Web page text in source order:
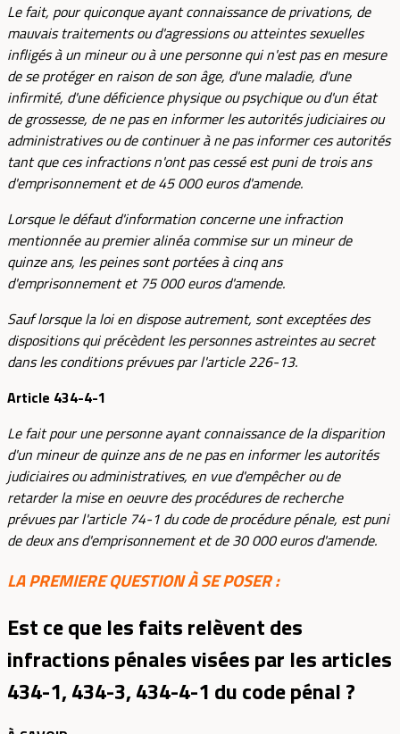
Le fait, pour quiconque ayant connaissance de privations, de
mauvais traitements ou d'agressions ou atteintes sexuelles
infligés à un mineur ou à une personne qui n'est pas en mesure
de se protéger en raison de son âge, d'une maladie, d'une
infirmité, d'une déficience physique ou psychique ou d'un état
de grossesse, de ne pas en informer les autorités judiciaires ou
administratives ou de continuer à ne pas informer ces autorités
tant que ces infractions n'ont pas cessé est puni de trois ans
d'emprisonnement et de 45 000 euros d'amende.
Lorsque le défaut d'information concerne une infraction
mentionnée au premier alinéa commise sur un mineur de
quinze ans, les peines sont portées à cinq ans
d'emprisonnement et 75 000 euros d'amende.
Sauf lorsque la loi en dispose autrement, sont exceptées des
dispositions qui précèdent les personnes astreintes au secret
dans les conditions prévues par l'article 226-13.
Article 434-4-1
Le fait pour une personne ayant connaissance de la disparition
d'un mineur de quinze ans de ne pas en informer les autorités
judiciaires ou administratives, en vue d'empêcher ou de
retarder la mise en oeuvre des procédures de recherche
prévues par l'article 74-1 du code de procédure pénale, est puni
de deux ans d'emprisonnement et de 30 000 euros d'amende.
LA PREMIERE QUESTION À SE POSER :
Est ce que les faits relèvent des
infractions pénales visées par les articles
434-1, 434-3, 434-4-1 du code pénal ?